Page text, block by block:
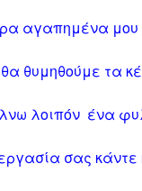
αγαπημένα μου
θυμηθούμε τα
λοιπόν ένα
σας